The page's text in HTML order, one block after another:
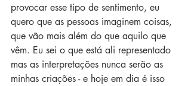
provocar esse tipo de sentimento, eu
quero que as pessoas imaginem coisas,
que vão mais além do que aquilo que
vêm. Eu sei o que está ali representado
mas as interpretações nunca serão as
minhas criações - e hoje em dia é isso